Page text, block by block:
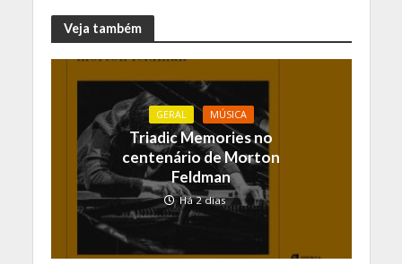
Veja também
GERAL MÚSICA
Triadic Memories no
centenário de Morton
Feldman
Há 2 dias